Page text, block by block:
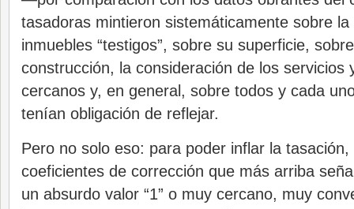
tasadoras mintieron sistemáticamente sobre
inmuebles “testigos”, sobre su superficie,
construcción, la consideración de los servicios
cercanos y, en general, sobre todos y cada
tenían obligación de reflejar.
Pero no solo eso: para poder inflar la
coeficientes de corrección que más arriba
un absurdo valor “1” o muy cercano, muy